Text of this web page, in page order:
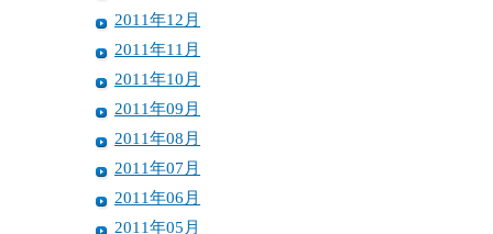
2011年12月
2011年11月
2011年10月
2011年09月
2011年08月
2011年07月
2011年06月
2011年05月